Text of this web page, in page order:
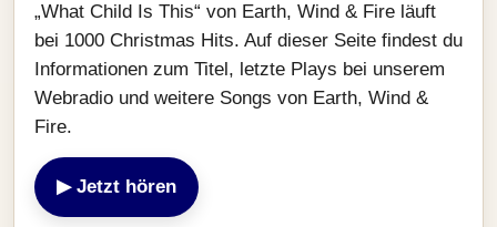
„What Child Is This“ von Earth, Wind & Fire läuft
bei 1000 Christmas Hits. Auf dieser Seite findest du
Informationen zum Titel, letzte Plays bei unserem
Webradio und weitere Songs von Earth, Wind &
Fire.
▶ Jetzt hören